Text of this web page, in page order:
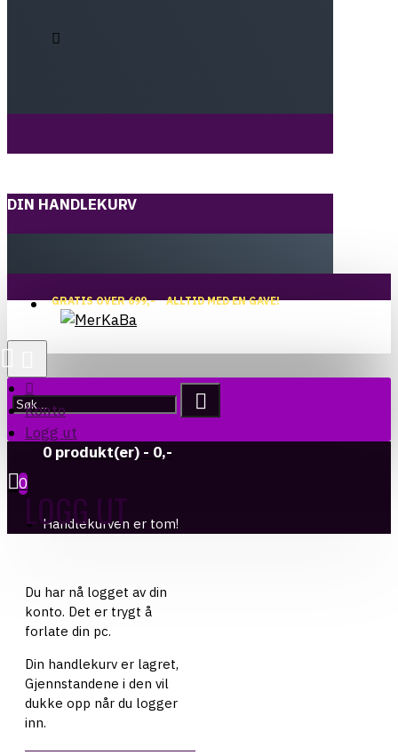
DIN HANDLEKURV
GRATIS OVER 699,-ALLTID MED EN GAVE!
0 produkt(er) - 0,-
0
Handlekurven er tom!
Konto
Logg ut
LOGG UT
Du har nå logget av din
konto. Det er trygt å
forlate din pc.
Din handlekurv er lagret,
Gjennstandene i den vil
dukke opp når du logger
inn.